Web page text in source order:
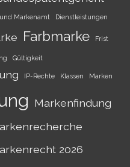
Markenamt Dienstleistungen
Farbmarke Frist
Gültigkeit
IP-Rechte Klassen Marken
Markenfindung
2026